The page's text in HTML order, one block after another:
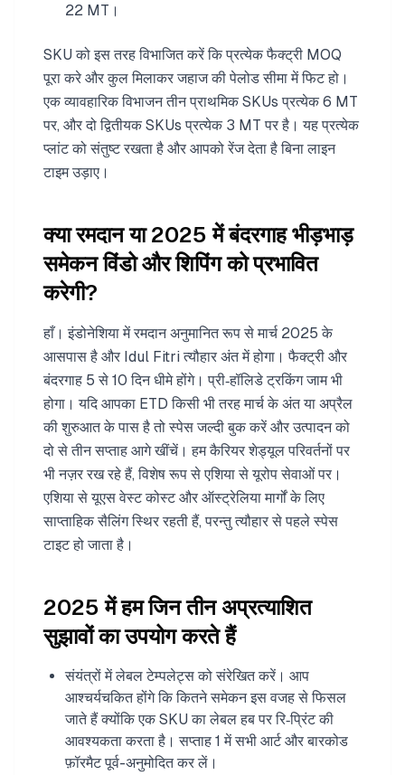
22 MT।
SKU को इस तरह विभाजित करें कि प्रत्येक फैक्ट्री MOQ
पूरा करे और कुल मिलाकर जहाज की पेलोड सीमा में फिट हो।
एक व्यावहारिक विभाजन तीन प्राथमिक SKUs प्रत्येक 6 MT
पर, और दो द्वितीयक SKUs प्रत्येक 3 MT पर है। यह प्रत्येक
प्लांट को संतुष्ट रखता है और आपको रेंज देता है बिना लाइन
टाइम उड़ाए।
क्या रमदान या 2025 में बंदरगाह भीड़भाड़
समेकन विंडो और शिपिंग को प्रभावित
करेगी?
हाँ। इंडोनेशिया में रमदान अनुमानित रूप से मार्च 2025 के
आसपास है और Idul Fitri त्यौहार अंत में होगा। फैक्ट्री और
बंदरगाह 5 से 10 दिन धीमे होंगे। प्री‑हॉलिडे ट्रकिंग जाम भी
होगा। यदि आपका ETD किसी भी तरह मार्च के अंत या अप्रैल
की शुरुआत के पास है तो स्पेस जल्दी बुक करें और उत्पादन को
दो से तीन सप्ताह आगे खींचें। हम कैरियर शेड्यूल परिवर्तनों पर
भी नज़र रख रहे हैं, विशेष रूप से एशिया से यूरोप सेवाओं पर।
एशिया से यूएस वेस्ट कोस्ट और ऑस्ट्रेलिया मार्गों के लिए
साप्ताहिक सैलिंग स्थिर रहती हैं, परन्तु त्यौहार से पहले स्पेस
टाइट हो जाता है।
2025 में हम जिन तीन अप्रत्याशित
सुझावों का उपयोग करते हैं
संयंत्रों में लेबल टेम्पलेट्स को संरेखित करें। आप
आश्चर्यचकित होंगे कि कितने समेकन इस वजह से फिसल
जाते हैं क्योंकि एक SKU का लेबल हब पर रि‑प्रिंट की
आवश्यकता करता है। सप्ताह 1 में सभी आर्ट और बारकोड
फ़ॉरमैट पूर्व-अनुमोदित कर लें।